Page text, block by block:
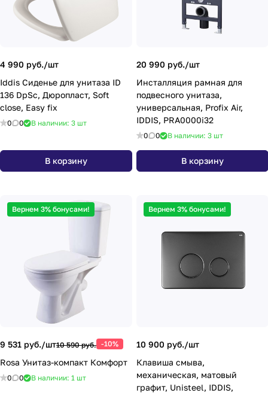
4 990 руб./шт
Iddis Сиденье для унитаза ID
136 DpSc, Дюропласт, Soft
close, Easy fix
0 0 В наличии: 3 шт
В корзину
20 990 руб./шт
Инсталляция рамная для
подвесного унитаза,
универсальная, Profix Air,
IDDIS, PRA0000i32
0 0 В наличии: 3 шт
В корзину
Вернем 3% бонусами!
9 531 руб./шт10 590 руб. -10%
Rosa Унитаз-компакт Комфорт
0 0 В наличии: 1 шт
Вернем 3% бонусами!
10 900 руб./шт
Клавиша смыва,
механическая, матовый
графит, Unisteel, IDDIS,